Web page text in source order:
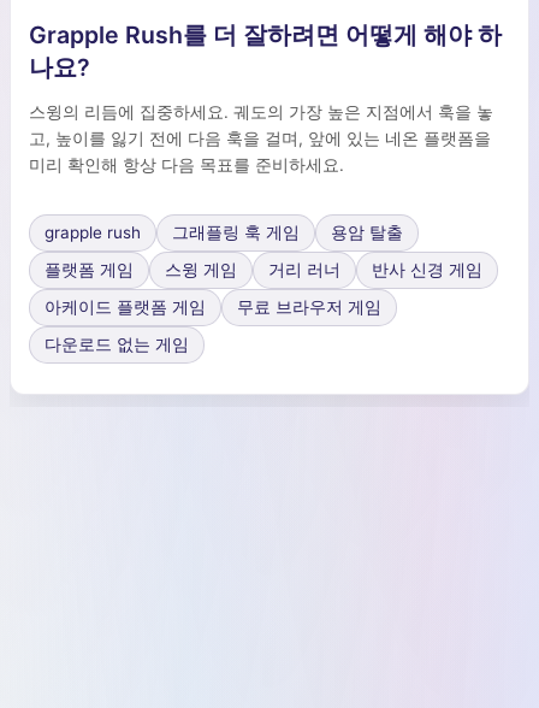
Grapple Rush를 더 잘하려면 어떻게 해야 하
나요?
스윙의 리듬에 집중하세요. 궤도의 가장 높은 지점에서 훅을 놓
고, 높이를 잃기 전에 다음 훅을 걸며, 앞에 있는 네온 플랫폼을
미리 확인해 항상 다음 목표를 준비하세요.
grapple rush 그래플링 훅 게임
용암 탈출
플랫폼 게임
스윙 게임 거리 러너
반사 신경 게임
아케이드 플랫폼 게임
무료 브라우저 게임
다운로드 없는 게임